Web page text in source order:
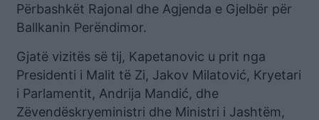
Përbashkët Rajonal dhe Agjenda e Gjelbër për
Ballkanin Perëndimor.
Gjatë vizitës së tij, Kapetanovic u prit nga
Presidenti i Malit të Zi, Jakov Milatović, Kryetari
i Parlamentit, Andrija Mandić, dhe
Zëvendëskryeministri dhe Ministri i Jashtëm,